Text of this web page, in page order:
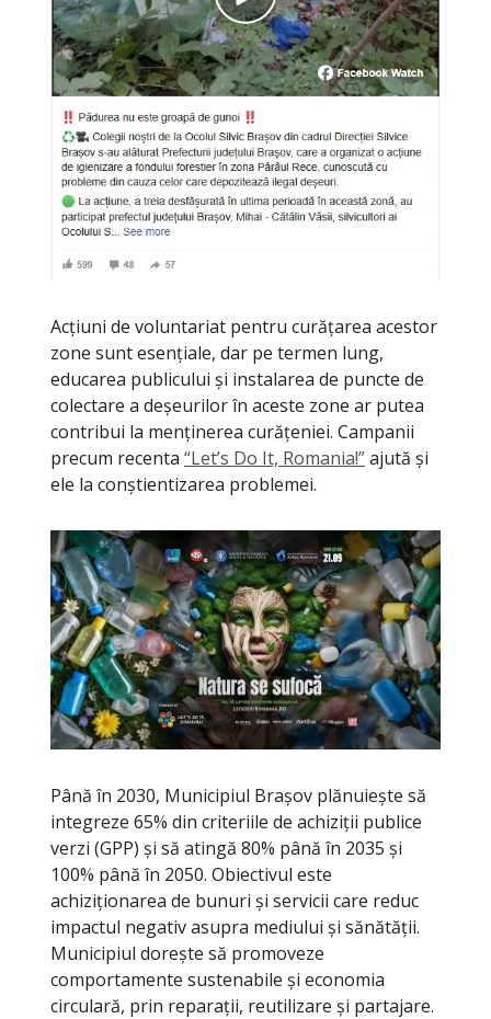
Acțiuni de voluntariat pentru curățarea acestor
zone sunt esențiale, dar pe termen lung,
educarea publicului și instalarea de puncte de
colectare a deșeurilor în aceste zone ar putea
contribui la menținerea curățeniei. Campanii
precum recenta “Let’s Do It, Romania!”ajută și
ele la conștientizarea problemei.
Până în 2030, Municipiul Brașov plănuiește să
integreze 65% din criteriile de achiziții publice
verzi (GPP) și să atingă 80% până în 2035 și
100% până în 2050. Obiectivul este
achiziționarea de bunuri și servicii care reduc
impactul negativ asupra mediului și sănătății.
Municipiul dorește să promoveze
comportamente sustenabile și economia
circulară, prin reparații, reutilizare și partajare.